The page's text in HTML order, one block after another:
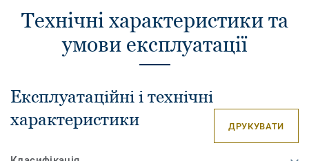
Технічні характеристики та
умови експлуатації
Експлуатаційні і технічні
характеристики
ДРУКУВАТИ